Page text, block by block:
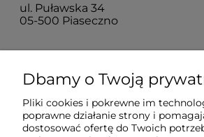
ul. Puławska 34
05-500 Piaseczno
Dla klientów
Informacje
Dbamy o Twoją
Pliki cookies i pokrewne im
poprawne działanie strony i
dostosować ofertę do Twoich